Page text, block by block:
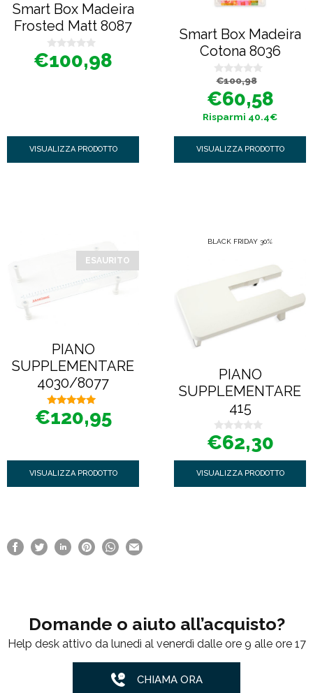
Smart Box Madeira
Frosted Matt 8087
0
s
€100,98
VISUALIZZA PRODOTTO
Smart Box Madeira
Cotona 8036
0
s
u
5
€100,98
Il
prezzo
originale
era:
€100,98.
€60,58
Il
prezzo
attuale
è:
€60,58.
Risparmi 40.4€
VISUALIZZA PRODOTTO
ESAURITO
PIANO
SUPPLEMENTARE
4030/8077
5.00
su 5
€120,95
VISUALIZZA PRODOTTO
BLACK FRIDAY 30%
PIANO
SUPPLEMENTARE
415
0
s
€62,30
VISUALIZZA PRODOTTO
Domande o aiuto all’acquisto?
Help desk attivo da lunedì al venerdì dalle ore 9 alle ore 17
CHIAMA ORA